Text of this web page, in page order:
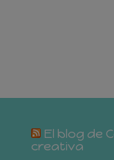
El blog de
creativa